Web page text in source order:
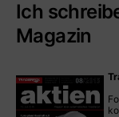
Ich
Magazin